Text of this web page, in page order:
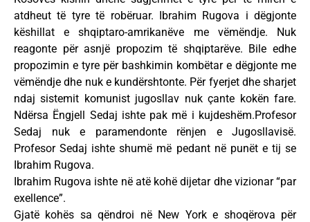
atdheut të tyre të robëruar. Ibrahim Rugova i dëgjonte
këshillat e shqiptaro-amrikanëve me vëmëndje. Nuk
reagonte për asnjë propozim të shqiptarëve. Bile edhe
propozimin e tyre për bashkimin kombëtar e dëgjonte me
vëmëndje dhe nuk e kundërshtonte. Për fyerjet dhe sharjet
ndaj sistemit komunist jugosllav nuk çante kokën fare.
Ndërsa Ëngjell Sedaj ishte pak më i kujdeshëm.Profesor
Sedaj nuk e paramendonte rënjen e Jugosllavisë.
Profesor Sedaj ishte shumë më pedant në punët e tij se
Ibrahim Rugova.
Ibrahim Rugova ishte në atë kohë dijetar dhe vizionar “par
exellence”.
Gjatë kohës sa qëndroi në New York e shoqërova për